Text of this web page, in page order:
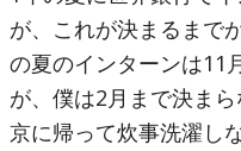
が、これが決まるまで
の夏のインターンは11
が、僕は2月まで決ま
京に帰って炊事洗濯し